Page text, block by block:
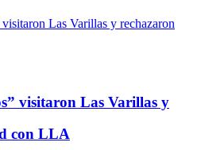
visitaron Las Varillas y
con LLA